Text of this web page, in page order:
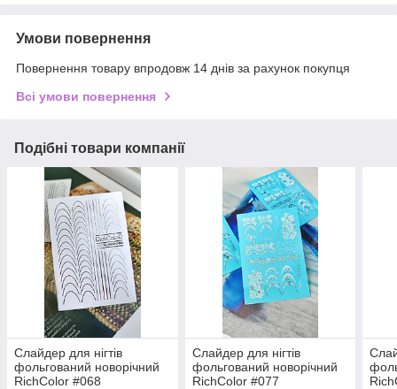
Умови повернення
Повернення товару впродовж 14 днів за рахунок покупця
Всі умови повернення
Подібні товари компанії
Слайдер для нігтів
фольгований новорічний
RichColor #068
Слайдер для нігтів
фольгований новорічний
RichColor #077